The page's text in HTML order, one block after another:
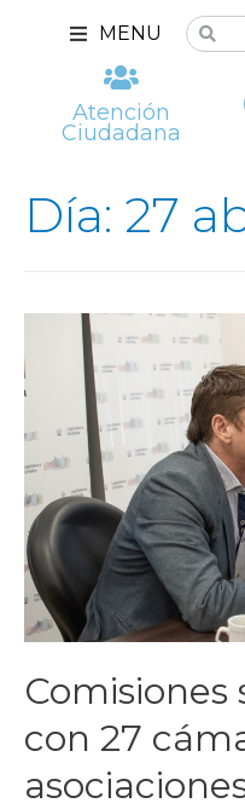
MENU
Atención
Ciudadana
Día: 27
Comisiones
con 27